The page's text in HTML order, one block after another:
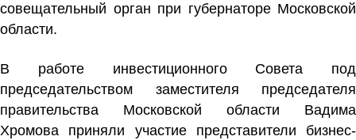
совещательный орган при губернаторе Московской
области.
В работе инвестиционного Совета под
председательством заместителя председателя
правительства Московской области Вадима
Хромова приняли участие представители бизнес-